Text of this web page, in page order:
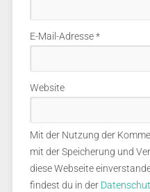
E-Mail-Adresse*
Website
Mit der Nutzung der
mit der Speicherung und
diese Webseite
findest du in der